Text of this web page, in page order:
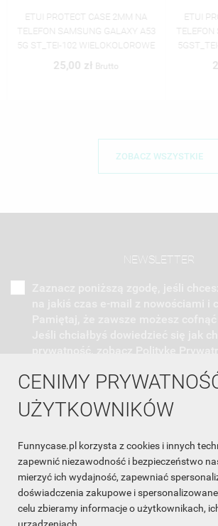
CENIMY
UŻYTKOWNIKÓW
Funnycase.pl korzysta z cookies i innych
zapewnić niezawodność i bezpieczeństwo
mierzyć ich wydajność, zapewniać
doświadczenia zakupowe i
celu zbieramy informacje o użytkownikach,
ETUI PROTECT CASE 2MM NA
TELEFON SAMSUNG GALAXY A53
5G ST_TEI-102 WIELOKOLOROWE
25,00 złBrutto
ETUI
TELEFON
5GST_TEI-
ZOBACZ WSZYSTKIE
NEWSLETTER
INFORMACJA O SKLEPIE
INFORMACJE
OBSŁUGA KLIENTA